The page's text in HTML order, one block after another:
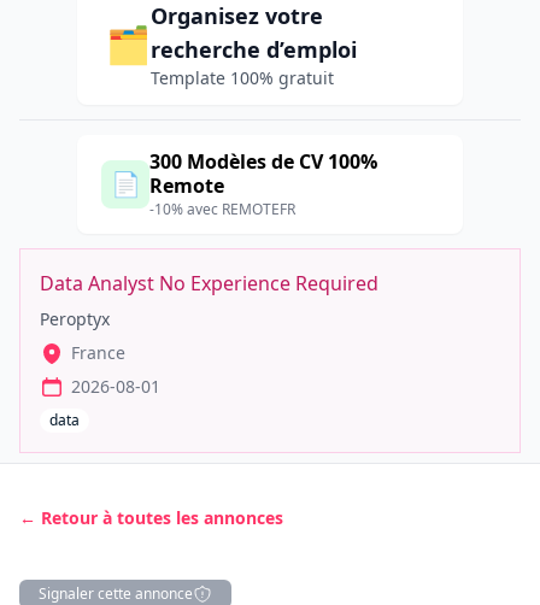
🗂️
Organisez votre
recherche d’emploi
Template 100% gratuit
📄
300 Modèles de CV 100%
Remote
-10% avec REMOTEFR
Data Analyst No Experience Required
Peroptyx
France
2026-08-01
data
← Retour à toutes les annonces
Signaler cette annonce